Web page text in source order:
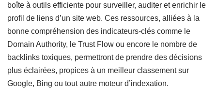
boîte à outils efficiente pour surveiller, auditer et enrichir le
profil de liens d’un site web. Ces ressources, alliées à la
bonne compréhension des indicateurs-clés comme le
Domain Authority, le Trust Flow ou encore le nombre de
backlinks toxiques, permettront de prendre des décisions
plus éclairées, propices à un meilleur classement sur
Google, Bing ou tout autre moteur d’indexation.